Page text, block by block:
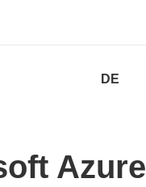
DE
Azure